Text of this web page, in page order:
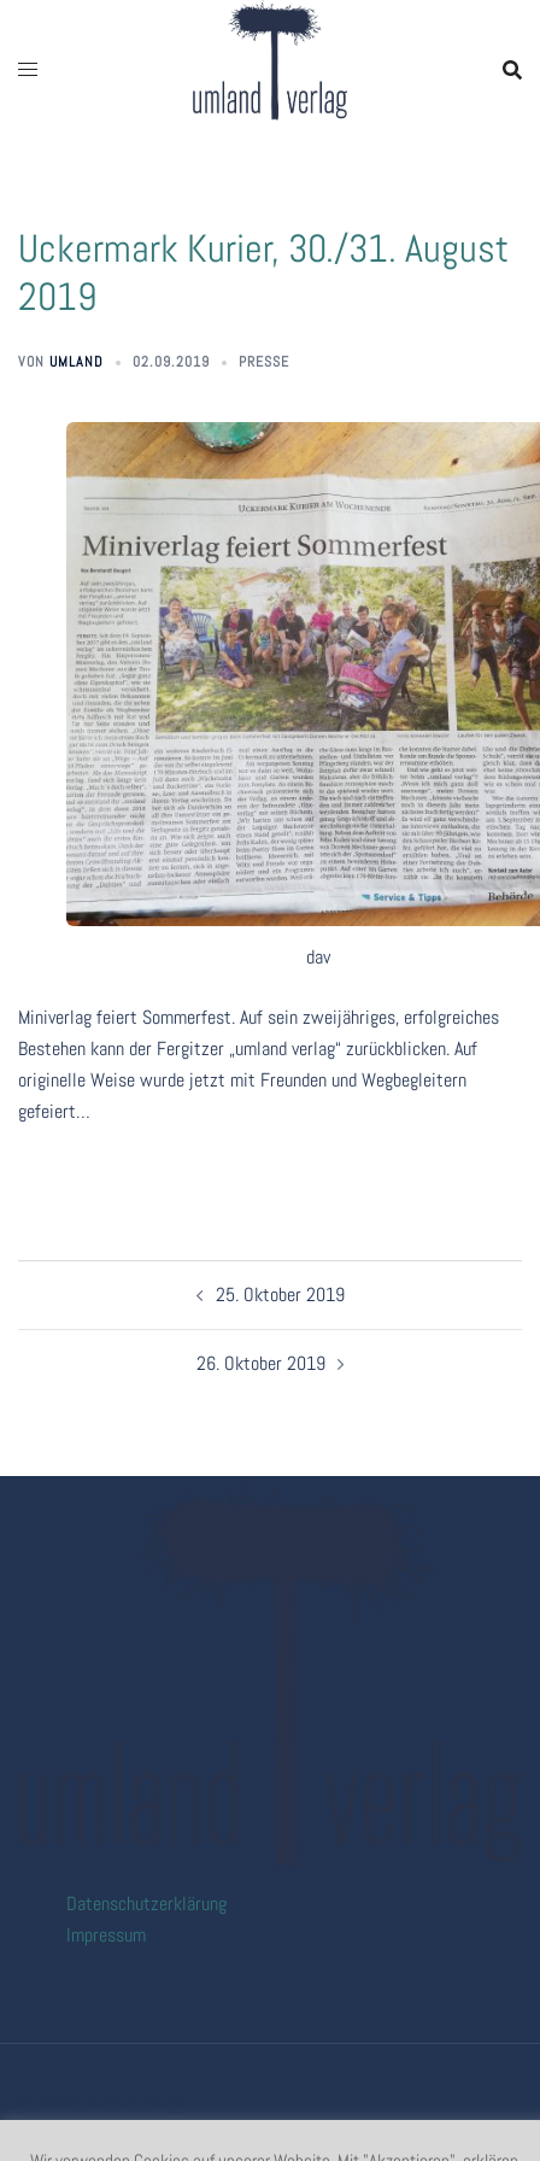
springen
Uckermark Kurier, 30./31. August
2019
VON UMLAND 02.09.2019 PRESSE
dav
Miniverlag feiert Sommerfest. Auf sein zweijähriges, erfolgreiches
Bestehen kann der Fergitzer „umland verlag“ zurückblicken. Auf
originelle Weise wurde jetzt mit Freunden und Wegbegleitern
gefeiert…
25. Oktober 2019
26. Oktober 2019
Datenschutzerklärung
Impressum